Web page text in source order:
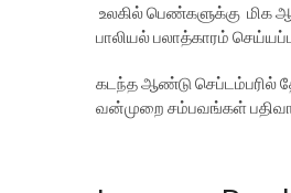
உலகில் பெண்களுக்கு மிக
பாலியல் பலாத்காரம்
கடந்த ஆண்டு செப்டம்பரில்
வன்முறை சம்பவங்கள்